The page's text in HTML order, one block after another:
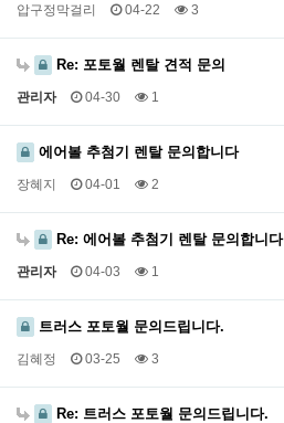
압구정막걸리 04-22 3
Re: 포토월 렌탈 견적 문의
관리자 04-30 1
에어볼 추첨기 렌탈 문의합니다
장혜지 04-01 2
Re: 에어볼 추첨기 렌탈 문의합니다
관리자 04-03 1
트러스 포토월 문의드립니다.
김혜정 03-25 3
Re: 트러스 포토월 문의드립니다.